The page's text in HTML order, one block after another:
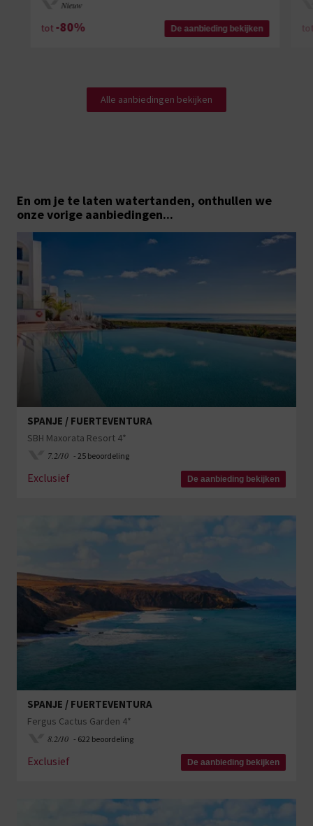
Nieuw
tot-80% De aanbieding bekijken
Alle aanbiedingen bekijken
En om je te laten watertanden, onthullen we
onze vorige aanbiedingen...
SPANJE / FUERTEVENTURA
SBH Maxorata Resort 4*
7.2/10 - 25 beoordeling
Exclusief De aanbieding bekijken
SPANJE / FUERTEVENTURA
Fergus Cactus Garden 4*
8.2/10 - 622 beoordeling
Exclusief De aanbieding bekijken